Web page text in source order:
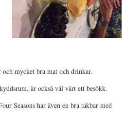
mycket bra mat och drinkar.
är också väl värt ett besökk.
Seasons har även en bra takbar med